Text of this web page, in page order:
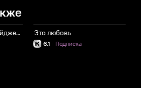
ДаЕшь молодЕжь! Дайджесты Это любовь
6.1 Подписка
·